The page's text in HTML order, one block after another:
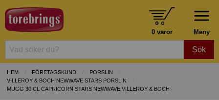
Meny
0 varor
Sök
HEM FÖRETAGSKUND
PORSLIN
VILLEROY & BOCH NEWWAVE STARS PORSLIN
MUGG 30 CL CAPRICORN STARS NEWWAVE VILLEROY & BOCH